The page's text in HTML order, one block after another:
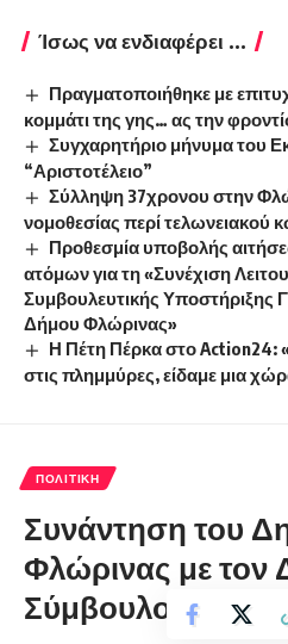
Ίσως να ενδιαφέρει ...
Πραγματοποιήθηκε με
κομμάτι της γης… ας την
Συγχαρητήριο μήνυμα του
“Αριστοτέλειο”
Σύλληψη 37χρονου στην
νομοθεσίας περί τελωνειακού
Προθεσμία υποβολής
ατόμων για τη «Συνέχιση
Συμβουλευτικής Υποστήριξης
Δήμου Φλώρινας»
Η Πέτη Πέρκα στο Action24:
στις πλημμύρες, είδαμε μια
ΠΟΛΙΤΙΚΉ
Συνάντηση του
Φλώρινας με τον
Σύμβουλο της